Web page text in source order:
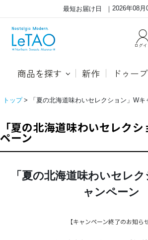
最短お届け日 2026年08月
ログ
商品を探す 新作 ドゥー
トップ 「夏の北海道味わいセレクション」Wキ
「夏の北海道味わいセレク
ペーン
「夏の北海道味わいセレ
ャンペーン
【キャンペーン終了のお知らせ